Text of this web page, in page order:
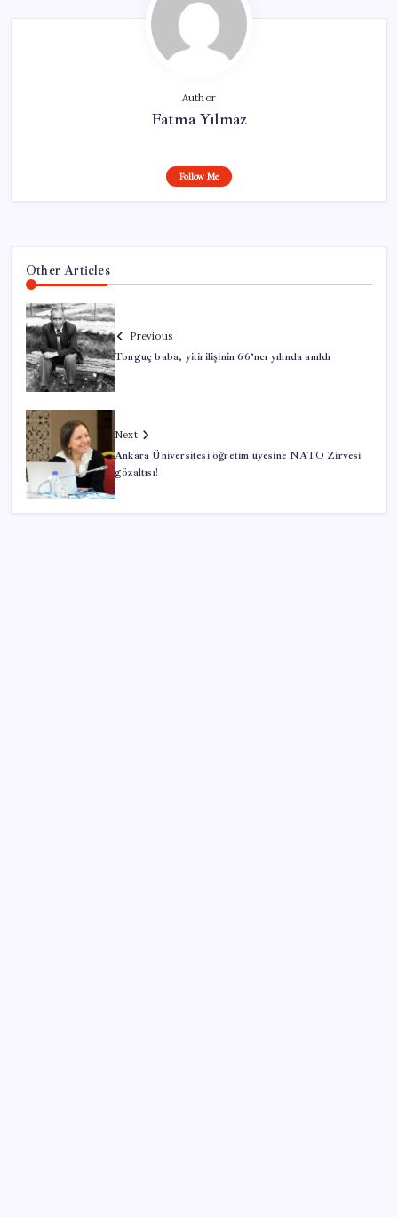
Author
Fatma Yılmaz
Follow Me
Other Articles
Previous
Tonguç baba, yitirilişinin 66’ncı yılında anıldı
Next
Ankara Üniversitesi öğretim üyesine NATO Zirvesi
gözaltısı!